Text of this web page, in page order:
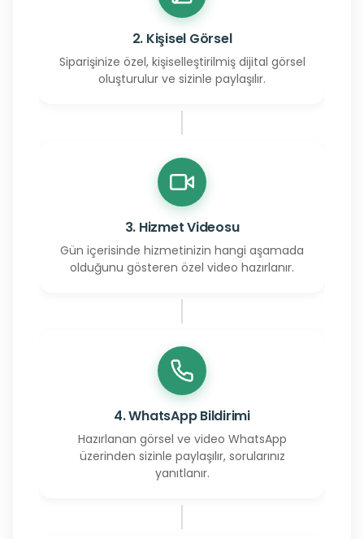
2. Kişisel Görsel
Siparişinize özel, kişiselleştirilmiş dijital görsel
oluşturulur ve sizinle paylaşılır.
3. Hizmet Videosu
Gün içerisinde hizmetinizin hangi aşamada
olduğunu gösteren özel video hazırlanır.
4. WhatsApp Bildirimi
Hazırlanan görsel ve video WhatsApp
üzerinden sizinle paylaşılır, sorularınız
yanıtlanır.